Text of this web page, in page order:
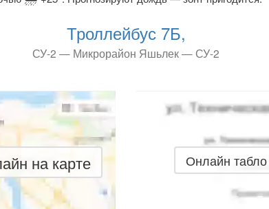
Троллейбус 7Б,
СУ-2 — Микрорайон Яшьлек — СУ-2
на карте Онлайн